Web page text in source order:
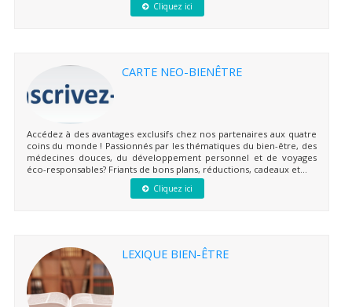
Cliquez ici
CARTE NEO-BIENÊTRE
Accédez à des avantages exclusifs chez nos partenaires aux quatre
coins du monde ! Passionnés par les thématiques du bien-être, des
médecines douces, du développement personnel et de voyages
éco-responsables? Friants de bons plans, réductions, cadeaux et...
Cliquez ici
LEXIQUE BIEN-ÊTRE